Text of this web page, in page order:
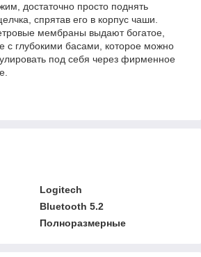
достаточно просто поднять
спрятав его в корпус чаши.
мембраны выдают богатое,
с глубокими басами, которое можно
под себя через фирменное
Logitech
Bluetooth 5.2
Полноразмерные